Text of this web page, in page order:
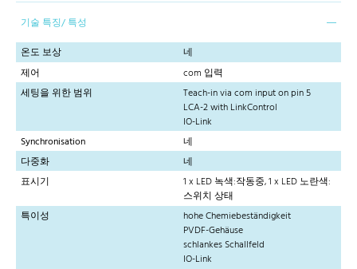
기술 특징/ 특성
온도 보상
네
제어
com 입력
세팅을 위한 범위
Teach-in via com input on pin 5
LCA-2 with LinkControl
IO-Link
Synchronisation
네
다중화
네
표시기
1 x LED 녹색:작동중, 1 x LED 노란색:
스위치 상태
특이성
hohe Chemiebeständigkeit
PVDF-Gehäuse
schlankes Schallfeld
IO-Link